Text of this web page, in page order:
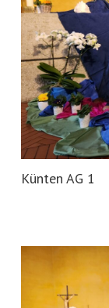
Künten AG 1